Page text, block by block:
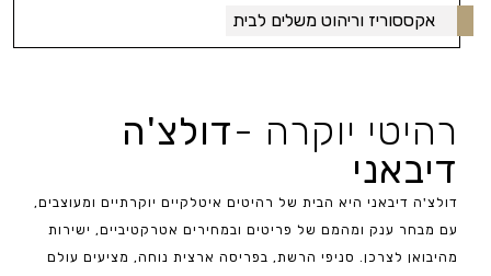
אקססוריז וריהוט משלים לבית
רהיטי יוקרה -דולצ'ה
דיבאני
דולצ'ה דיבאני היא הבית של רהיטים איטלקיים יוקרתיים ומעוצבים,
עם מבחר ענק ומהמם של פריטים ובמחירים אטרקטיביים, ישירות
מהיבואן לצרכן. סניפי הרשת, בפריסה ארצית נוחה, מציעים עולם